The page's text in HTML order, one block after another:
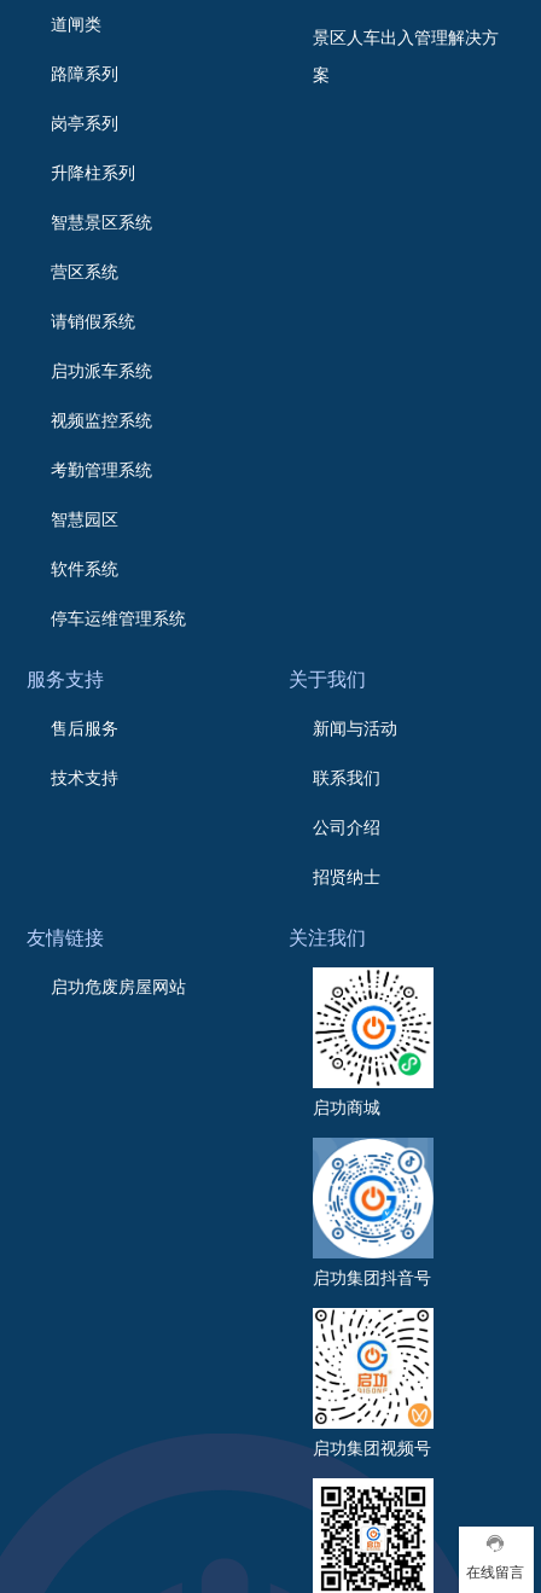
在线留言
道闸类
路障系列
岗亭系列
升降柱系列
智慧景区系统
营区系统
请销假系统
启功派车系统
视频监控系统
考勤管理系统
智慧园区
软件系统
停车运维管理系统
景区人车出入管理解决方
案
服务支持
售后服务
技术支持
关于我们
新闻与活动
联系我们
公司介绍
招贤纳士
友情链接
启功危废房屋网站
关注我们
启功商城
启功集团抖音号
启功集团视频号